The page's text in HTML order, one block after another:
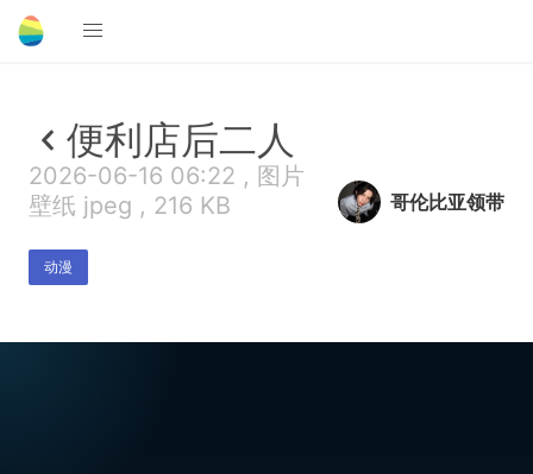
便利店后二人
2026-06-16 06:22 , 图片
壁纸 jpeg , 216 KB
动漫
哥伦比亚领带